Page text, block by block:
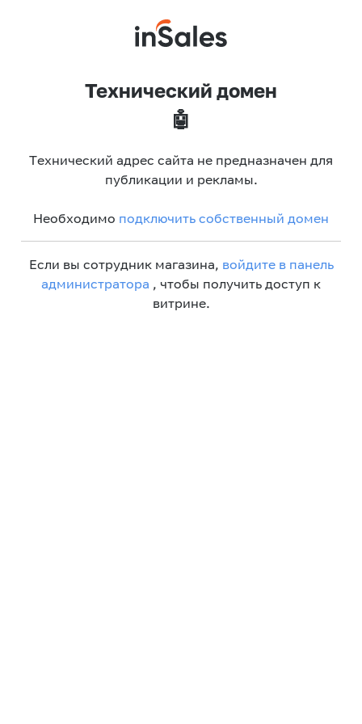
Технический домен
🤖
Технический адрес сайта не предназначен для
публикации и рекламы.
Необходимо подключить собственный домен
Если вы сотрудник магазина, войдите в панель
администратора , чтобы получить доступ к
витрине.